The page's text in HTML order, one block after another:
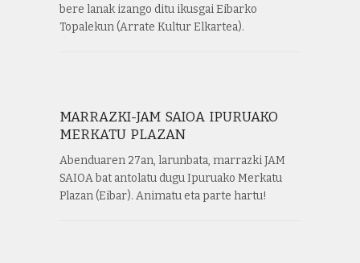
bere lanak izango ditu ikusgai Eibarko
Topalekun (Arrate Kultur Elkartea).
MARRAZKI-JAM SAIOA IPURUAKO
MERKATU PLAZAN
Abenduaren 27an, larunbata, marrazki JAM
SAIOA bat antolatu dugu Ipuruako Merkatu
Plazan (Eibar). Animatu eta parte hartu!